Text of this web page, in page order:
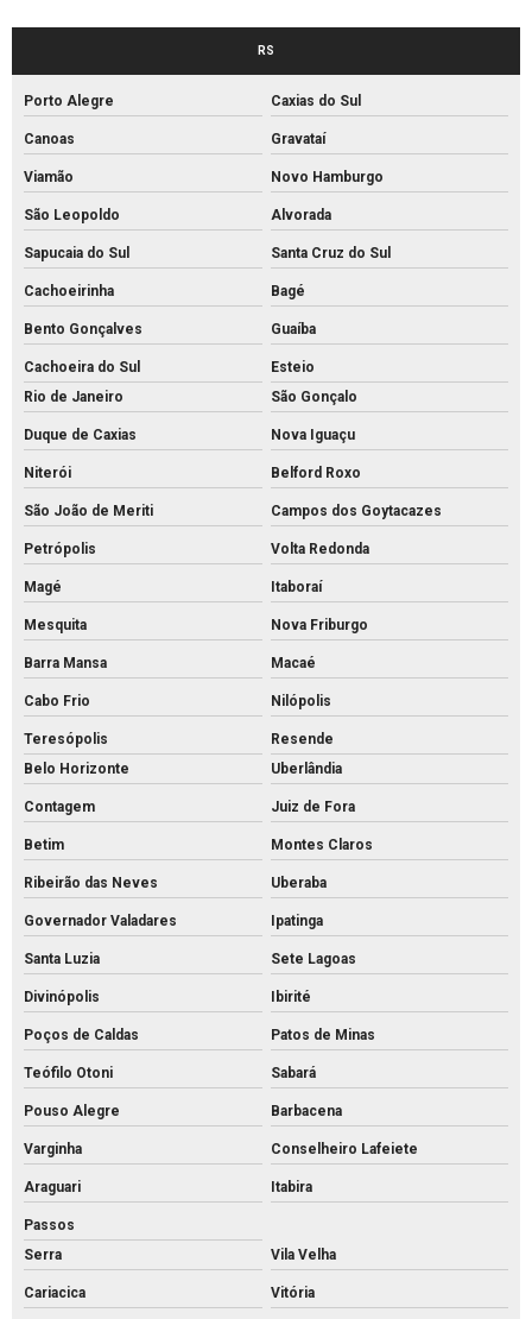
Fabrica de artefatos de concreto
Fabrica de bloco intertravado
Fábrica de blocos de cimento
Fábrica de blocos de concreto
Fábrica de canos de concreto
Fábrica de meio fio de concreto
Fábrica de meio fio
Fábrica de palanque de concreto
Fabrica de piso intertravado
Fábrica piso tátil concreto
Fábrica de tijolos de cimento
Fábrica de tubo de concreto
Fabricante de piso intertravado
Fornecedor de piso intertravado
Fornecedor de tubos de concreto
Grelha de concreto para canaleta
Grelha de concreto pré moldado preço
Grelha de concreto preço
Grelha de concreto
Intertravado de concreto comprar
Intertravado de concreto preço
Intertravado de concreto
Intertravados de concreto pisos
Meio fio de concreto para calçada
Meio fio de concreto comprar
Meio fio de concreto pré moldado
Meio fio de concreto preço
Meio fio de concreto valor
RS
Porto Alegre Caxias do Sul
Canoas Gravataí
Viamão Novo Hamburgo
São Leopoldo Alvorada
Sapucaia do Sul Santa Cruz do Sul
Cachoeirinha Bagé
Bento Gonçalves Guaíba
Cachoeira do Sul
Esteio
Rio de Janeiro
São Gonçalo
Duque de Caxias Nova Iguaçu
Niterói Belford Roxo
São João de Meriti Campos dos Goytacazes
Petrópolis Volta Redonda
Magé Itaboraí
Mesquita Nova Friburgo
Barra Mansa Macaé
Cabo Frio Nilópolis
Teresópolis
Resende
Belo Horizonte
Uberlândia
Contagem Juiz de Fora
Betim Montes Claros
Ribeirão das Neves Uberaba
Governador Valadares Ipatinga
Santa Luzia Sete Lagoas
Divinópolis Ibirité
Poços de Caldas Patos de Minas
Teófilo Otoni Sabará
Pouso Alegre Barbacena
Varginha Conselheiro Lafeiete
Araguari Itabira
Passos
Serra
Vila Velha
Cariacica Vitória